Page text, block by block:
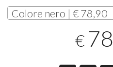
Colore nero | € 78,90
€ 78